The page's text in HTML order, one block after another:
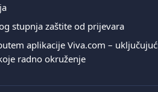
stupnja zaštite od prijevara
aplikacije Viva.com –
radno okruženje